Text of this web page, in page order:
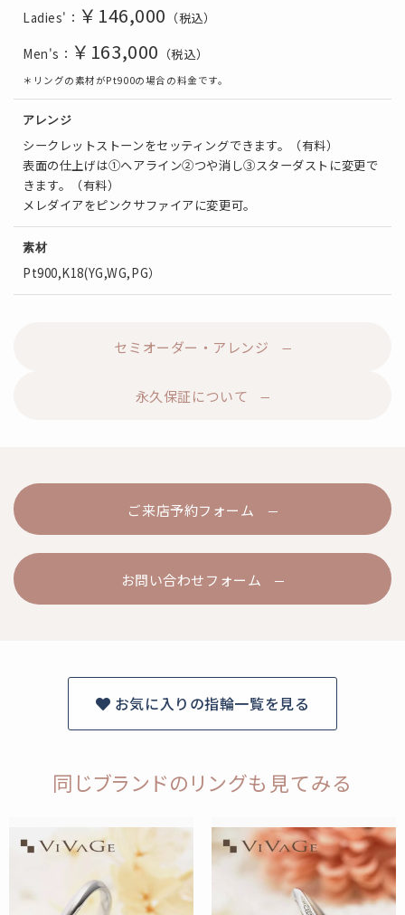
Ladies'： ￥146,000 （税込）
Men's： ￥163,000 （税込）
＊リングの素材がPt900の場合の料金です。
アレンジ
シークレットストーンをセッティングできます。（有料）
表面の仕上げは①ヘアライン②つや消し③スターダストに変更で
きます。（有料）
メレダイアをピンクサファイアに変更可。
素材
Pt900,K18(YG,WG,PG）
セミオーダー・アレンジ
永久保証について
ご来店予約フォーム
お問い合わせフォーム
お気に入りの指輪一覧を見る
同じブランドのリングも見てみる